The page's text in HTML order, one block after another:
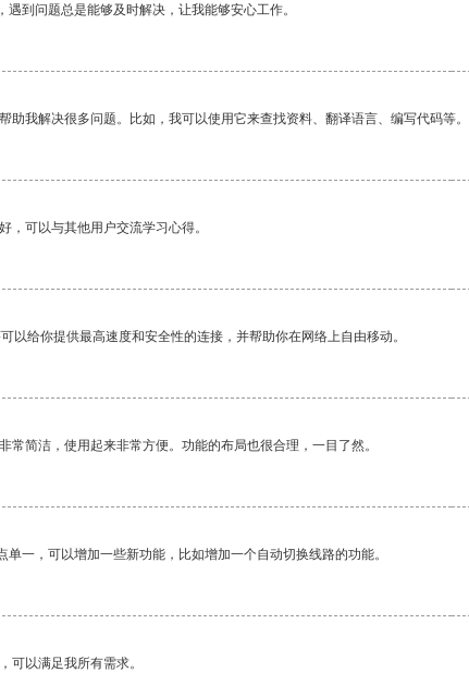
到问题总是能够及时解决，让我能够安心工作。
助我解决很多问题。比如，我可以使用它来查找资料、翻译语言、编写代码等。
，可以与其他用户交流学习心得。
以给你提供最高速度和安全性的连接，并帮助你在网络上自由移动。
常简洁，使用起来非常方便。功能的布局也很合理，一目了然。
单一，可以增加一些新功能，比如增加一个自动切换线路的功能。
可以满足我所有需求。